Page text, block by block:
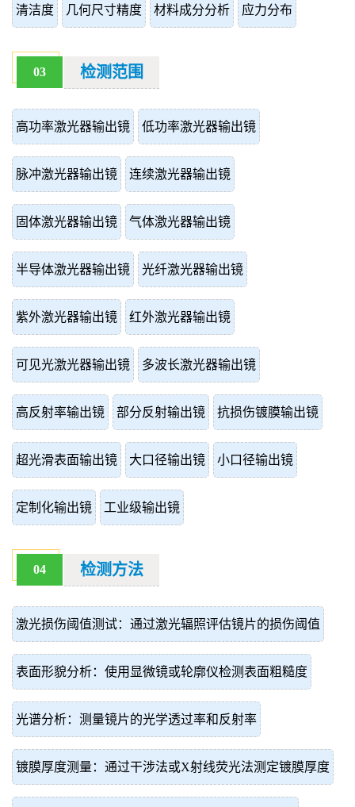
清洁度 几何尺寸精度 材料成分分析 应力分布
03 检测范围
高功率激光器输出镜 低功率激光器输出镜
脉冲激光器输出镜 连续激光器输出镜
固体激光器输出镜 气体激光器输出镜
半导体激光器输出镜 光纤激光器输出镜
紫外激光器输出镜 红外激光器输出镜
可见光激光器输出镜 多波长激光器输出镜
高反射率输出镜 部分反射输出镜 抗损伤镀膜输出镜
超光滑表面输出镜 大口径输出镜 小口径输出镜
定制化输出镜 工业级输出镜
04 检测方法
激光损伤阈值测试：通过激光辐照评估镜片的损伤阈值
表面形貌分析：使用显微镜或轮廓仪检测表面粗糙度
光谱分析：测量镜片的光学透过率和反射率
镀膜厚度测量：通过干涉法或X射线荧光法测定镀膜厚度